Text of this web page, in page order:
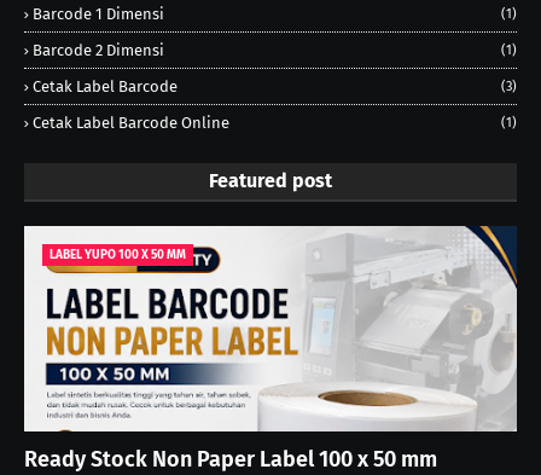
Barcode 1 Dimensi (1)
Barcode 2 Dimensi (1)
Cetak Label Barcode (3)
Cetak Label Barcode Online (1)
Featured post
LABEL YUPO 100 X 50 MM
Ready Stock Non Paper Label 100 x 50 mm